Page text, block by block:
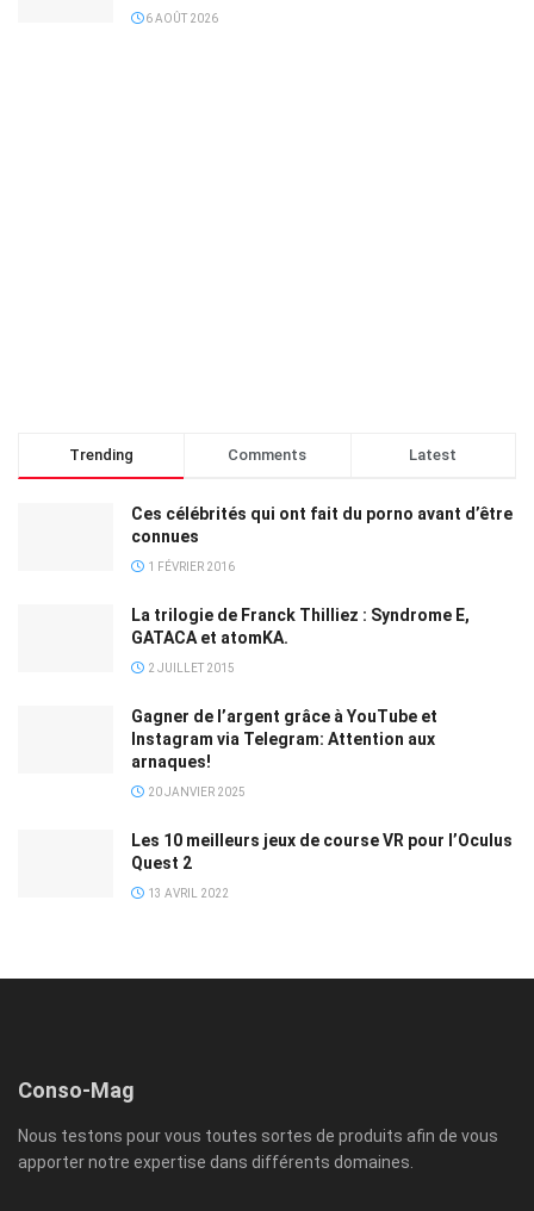
6 AOÛT 2026
Trending Comments Latest
Ces célébrités qui ont fait du porno avant d’être
connues
1 FÉVRIER 2016
La trilogie de Franck Thilliez : Syndrome E,
GATACA et atomKA.
2 JUILLET 2015
Gagner de l’argent grâce à YouTube et
Instagram via Telegram: Attention aux
arnaques!
20 JANVIER 2025
Les 10 meilleurs jeux de course VR pour l’Oculus
Quest 2
13 AVRIL 2022
Conso-Mag
Nous testons pour vous toutes sortes de produits afin de vous
apporter notre expertise dans différents domaines.